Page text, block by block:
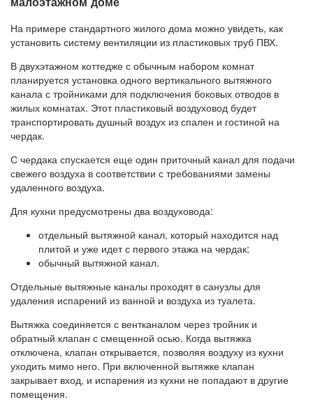
На примере стандартного жилого дома можно увидеть, как
установить систему вентиляции из пластиковых труб ПВХ.
В двухэтажном коттедже с обычным набором комнат
планируется установка одного вертикального вытяжного
канала с тройниками для подключения боковых отводов в
жилых комнатах. Этот пластиковый воздуховод будет
транспортировать душный воздух из спален и гостиной на
чердак.
С чердака спускается еще один приточный канал для подачи
свежего воздуха в соответствии с требованиями замены
удаленного воздуха.
Для кухни предусмотрены два воздуховода:
отдельный вытяжной канал, который находится над
плитой и уже идет с первого этажа на чердак;
обычный вытяжной канал.
Отдельные вытяжные каналы проходят в санузлы для
удаления испарений из ванной и воздуха из туалета.
Вытяжка соединяется с вентканалом через тройник и
обратный клапан с смещенной осью. Когда вытяжка
отключена, клапан открывается, позволяя воздуху из кухни
уходить мимо него. При включенной вытяжке клапан
закрывает вход, и испарения из кухни не попадают в другие
помещения.